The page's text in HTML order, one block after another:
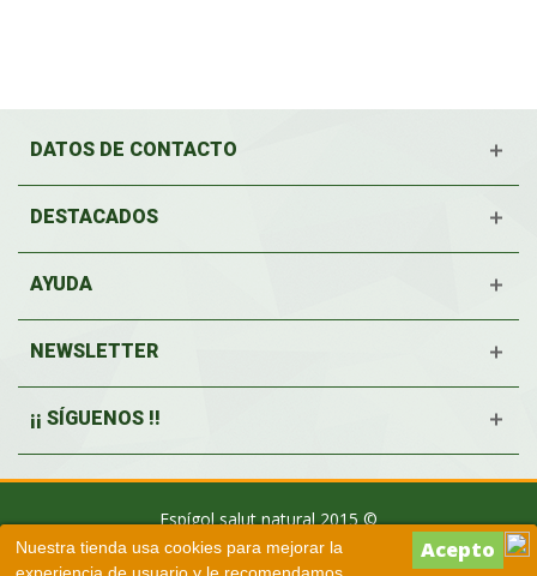
Nuestra tienda usa cookies para mejorar la
DATOS DE CONTACTO
DESTACADOS
AYUDA
NEWSLETTER
¡¡ SÍGUENOS !!
Espígol salut natural 2015 ©